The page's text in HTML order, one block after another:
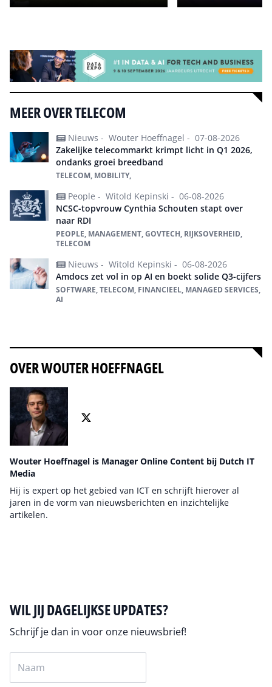
MEER OVER TELECOM
Nieuws - Wouter Hoeffnagel - 07-08-2026
Zakelijke telecommarkt krimpt licht in Q1 2026,
ondanks groei breedband
TELECOM, MOBILITY,
People - Witold Kepinski - 06-08-2026
NCSC-topvrouw Cynthia Schouten stapt over
naar RDI
PEOPLE, MANAGEMENT, GOVTECH, RIJKSOVERHEID,
TELECOM
Nieuws - Witold Kepinski - 06-08-2026
Amdocs zet vol in op AI en boekt solide Q3-cijfers
SOFTWARE, TELECOM, FINANCIEEL, MANAGED SERVICES,
AI
OVER WOUTER HOEFFNAGEL
Wouter Hoeffnagel is Manager Online Content bij Dutch IT
Media
Hij is expert op het gebied van ICT en schrijft hierover al
jaren in de vorm van nieuwsberichten en inzichtelijke
artikelen.
WIL JIJ DAGELIJKSE UPDATES?
Schrijf je dan in voor onze nieuwsbrief!